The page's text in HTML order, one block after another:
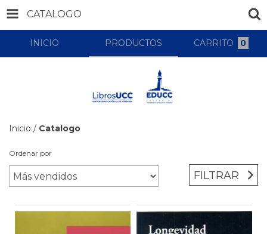
CATALOGO
INICIO PRODUCTOS CARRITO 0
Inicio / Catalogo
Ordenar por
FILTRAR